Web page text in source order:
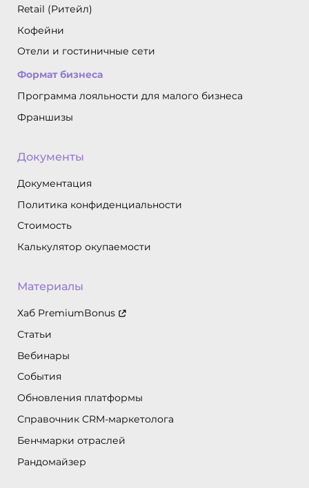
Retail (Ритейл)
Кофейни
Отели и гостиничные сети
Формат бизнеса
Программа лояльности для малого бизнеса
Франшизы
Документы
Документация
Политика конфиденциальности
Стоимость
Калькулятор окупаемости
Материалы
Хаб PremiumBonus
Статьи
Вебинары
События
Обновления платформы
Справочник CRM-маркетолога
Бенчмарки отраслей
Рандомайзер